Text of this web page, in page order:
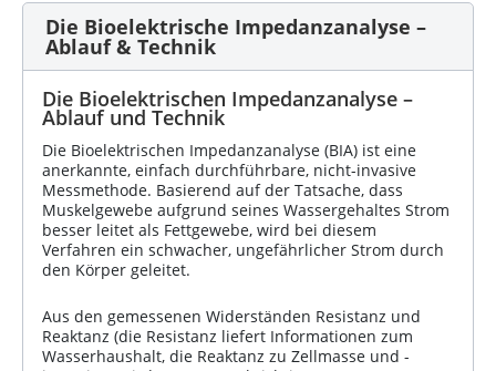
Die Bioelektrische Impedanzanalyse –
Ablauf & Technik
Die Bioelektrischen Impedanzanalyse –
Ablauf und Technik
Die Bioelektrischen Impedanzanalyse (BIA) ist eine
anerkannte, einfach durchführbare, nicht-invasive
Messmethode. Basierend auf der Tatsache, dass
Muskelgewebe aufgrund seines Wassergehaltes Strom
besser leitet als Fettgewebe, wird bei diesem
Verfahren ein schwacher, ungefährlicher Strom durch
den Körper geleitet.
Aus den gemessenen Widerständen Resistanz und
Reaktanz (die Resistanz liefert Informationen zum
Wasserhaushalt, die Reaktanz zu Zellmasse und -